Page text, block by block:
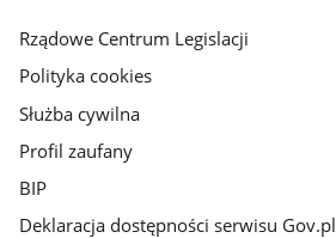
Rządowe Centrum Legislacji
Polityka cookies
Służba cywilna
Profil zaufany
BIP
Deklaracja dostępności serwisu Gov.pl